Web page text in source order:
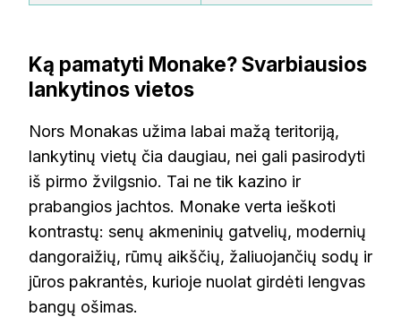
Ką pamatyti Monake? Svarbiausios
lankytinos vietos
Nors Monakas užima labai mažą teritoriją,
lankytinų vietų čia daugiau, nei gali pasirodyti
iš pirmo žvilgsnio. Tai ne tik kazino ir
prabangios jachtos. Monake verta ieškoti
kontrastų: senų akmeninių gatvelių, modernių
dangoraižių, rūmų aikščių, žaliuojančių sodų ir
jūros pakrantės, kurioje nuolat girdėti lengvas
bangų ošimas.